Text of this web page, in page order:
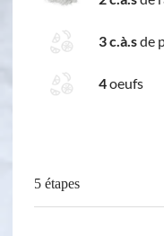
3 c.à.sde
4oeufs
5 étapes